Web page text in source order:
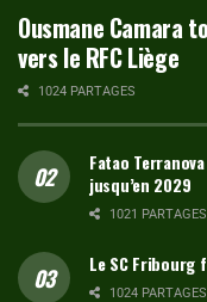
Ousmane Camara
vers le RFC Liège
1024 PARTAGES
Fatao
jusqu’en 2029
1021 PARTAGES
Le SC Fribourg
1024 PARTAGES